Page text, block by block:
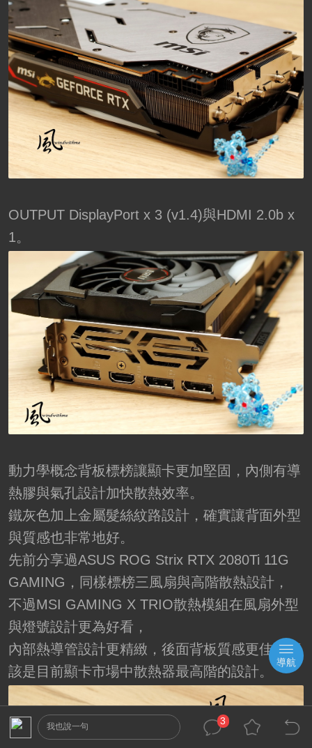
OUTPUT DisplayPort x 3 (v1.4)與HDMI 2.0b x
1。
動力學概念背板標榜讓顯卡更加堅固，內側有導
熱膠與氣孔設計加快散熱效率。
鐵灰色加上金屬髮絲紋路設計，確實讓背面外型
與質感也非常地好。
先前分享過ASUS ROG Strix RTX 2080Ti 11G
GAMING，同樣標榜三風扇與高階散熱設計，
不過MSI GAMING X TRIO散熱模組在風扇外型
與燈號設計更為好看，
內部熱導管設計更精緻，後面背板質感更佳，應
該是目前顯卡市場中散熱器最高階的設計。
我也說一句
3
導航